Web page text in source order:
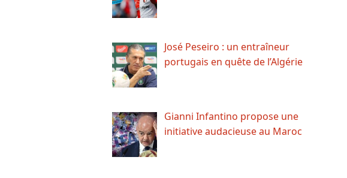
José Peseiro : un entraîneur
portugais en quête de l’Algérie
Gianni Infantino propose une
initiative audacieuse au Maroc